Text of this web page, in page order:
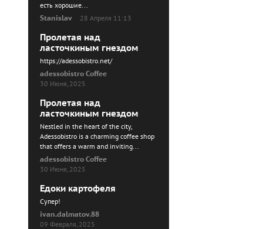
есть хорошие...
Stanislav
28 Апреля 11:13
Пролетая над
ласточкиным гнездом
https://adessobistro.net/
adessobistro Coffee
30 Июня, 2025
Пролетая над
ласточкиным гнездом
Nestled in the heart of the city,
Adessobistro is a charming coffee shop
that offers a warm and inviting...
adessobistro Coffee
30 Июня, 2025
Едоки картофеля
Cупер!
ivan.dalmatov.88
09 Февраля, 2025